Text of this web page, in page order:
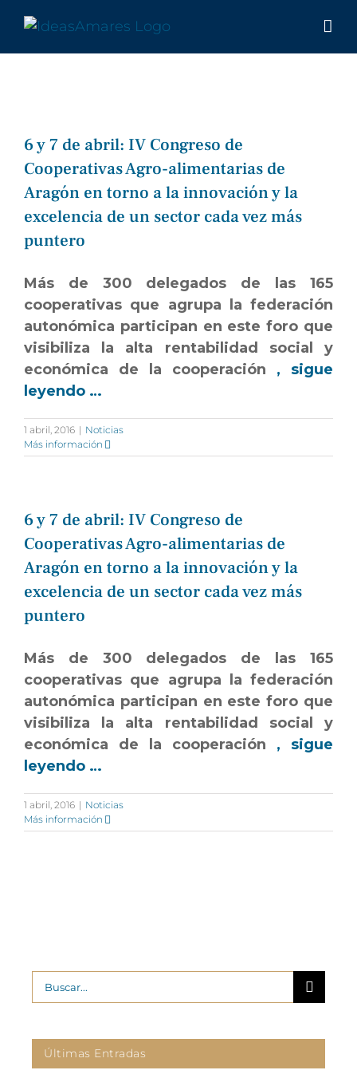
contenido
6 y 7 de abril: IV Congreso de
Cooperativas Agro-alimentarias de
Aragón en torno a la innovación y la
excelencia de un sector cada vez más
puntero
Más de 300 delegados de las 165
cooperativas que agrupa la federación
autonómica participan en este foro que
visibiliza la alta rentabilidad social y
económica de la cooperación , sigue
leyendo …
1 abril, 2016 | Noticias
Más información
6 y 7 de abril: IV Congreso de
Cooperativas Agro-alimentarias de
Aragón en torno a la innovación y la
excelencia de un sector cada vez más
puntero
Más de 300 delegados de las 165
cooperativas que agrupa la federación
autonómica participan en este foro que
visibiliza la alta rentabilidad social y
económica de la cooperación , sigue
leyendo …
1 abril, 2016 | Noticias
Más información
Buscar:
Últimas Entradas